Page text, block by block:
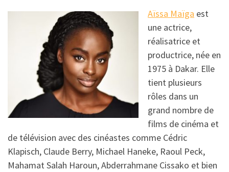
Aïssa Maïga est
une actrice,
réalisatrice et
productrice, née en
1975 à Dakar. Elle
tient plusieurs
rôles dans un
grand nombre de
films de cinéma et
de télévision avec des cinéastes comme Cédric
Klapisch, Claude Berry, Michael Haneke, Raoul Peck,
Mahamat Salah Haroun, Abderrahmane Cissako et bien